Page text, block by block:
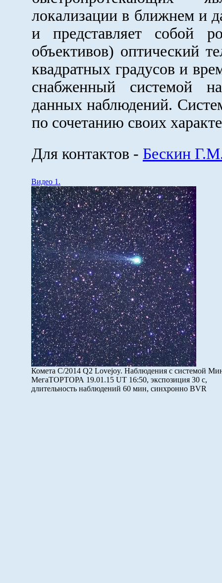
локализации в ближнем и
и представляет собой
объективов) оптический
квадратных градусов и
снабженный системой
данных наблюдений.
по сочетанию своих
Для контактов - Бескин
Видео 1.
Комета C/2014 Q2 Lovejoy. Наблюдения с системой
МегаТОРТОРА 19.01.15 UT 16:50, экспозиция 30 с,
длительность наблюдений 60 мин, синхронно BVR